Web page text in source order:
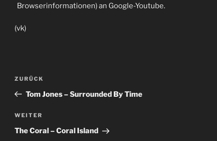
Browserinformationen) an Google-Youtube.
(vk)
Beitragsnavigation
Vorheriger
Beitrag
ZURÜCK
Tom Jones – Surrounded By Time
Nächster
Beitrag
WEITER
The Coral – Coral Island